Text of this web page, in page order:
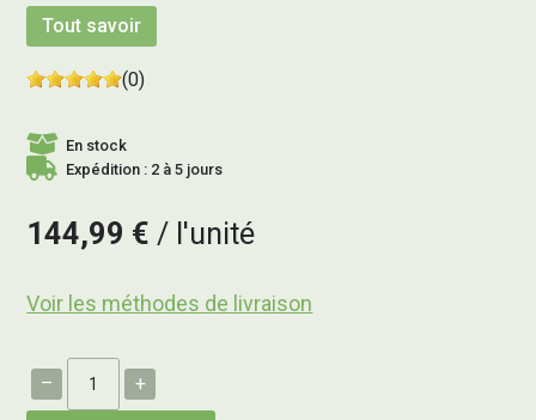
Tout savoir
(0)
En stock
Expédition : 2 à 5 jours
144,99 € l'unité
Voir les méthodes de livraison
– +